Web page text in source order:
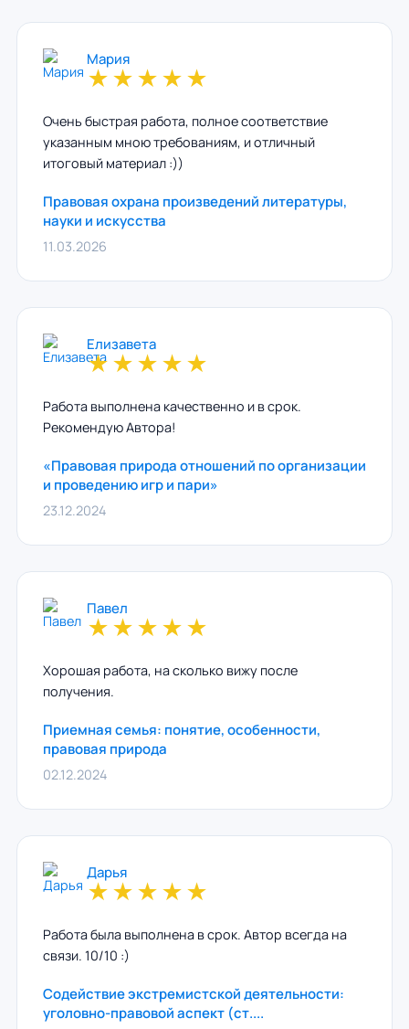
Мария
★★★★★
Очень быстрая работа, полное соответствие
указанным мною требованиям, и отличный
итоговый материал :))
Правовая охрана произведений литературы,
науки и искусства
11.03.2026
Елизавета
★★★★★
Работа выполнена качественно и в срок.
Рекомендую Автора!
«Правовая природа отношений по организации
и проведению игр и пари»
23.12.2024
Павел
★★★★★
Хорошая работа, на сколько вижу после
получения.
Приемная семья: понятие, особенности,
правовая природа
02.12.2024
Дарья
★★★★★
Работа была выполнена в срок. Автор всегда на
связи. 10/10 :)
Содействие экстремистской деятельности:
уголовно-правовой аспект (ст....